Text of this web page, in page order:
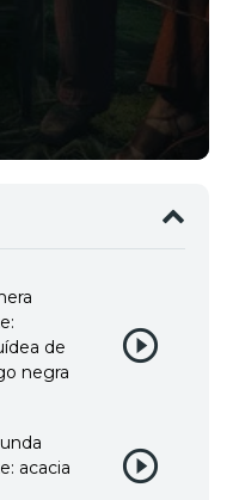
de
negra
acacia